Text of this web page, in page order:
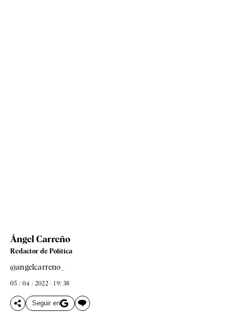
Ángel Carreño
Redactor de Política
@angelcarreno_
05 / 04 / 2022 - 19: 38
Seguir en